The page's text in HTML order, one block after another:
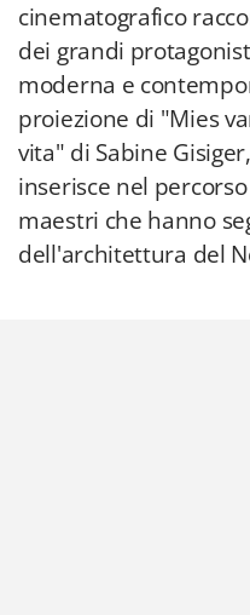
cinematografico
dei grandi
moderna e
proiezione di "Mies
vita" di Sabine
inserisce nel
maestri che hanno
dell'architettura del